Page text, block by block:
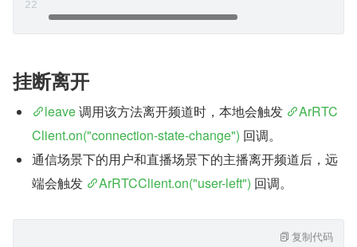
挂断离开
leave 调用该方法离开频道时，本地会触发
ArRTC
Client.on("connection-state-change") 回调。
通信场景下的用户和直播场景下的主播离开频道后，远
端会触发
ArRTCClient.on("user-left") 回调。
复制代码